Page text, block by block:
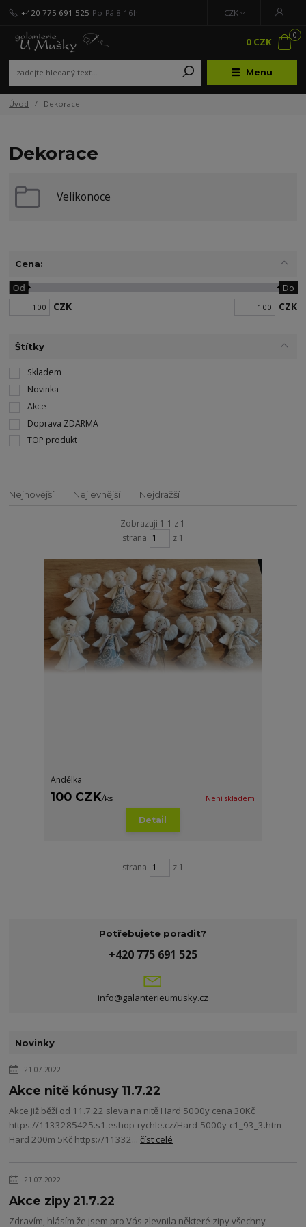
Menu
CZK
+420 775 691 525 Po-Pá 8-16h
0
0 CZK
Úvod Dekorace
Dekorace
Velikonoce
Cena:
CZK
Od Do
CZK
Štítky
Skladem
Novinka
Akce
Doprava ZDARMA
TOP produkt
Nejnovější Nejlevnější Nejdražší
Zobrazuji 1-1 z 1
strana
z 1
Andělka
100 CZK/ks Není skladem
Detail
strana z 1
Potřebujete poradit?
+420 775 691 525
info@galanterieumusky.cz
Novinky
21.07.2022
Akce nitě kónusy 11.7.22
Akce již běží od 11.7.22 sleva na nitě Hard 5000y cena 30Kč
https://1133285425.s1.eshop-rychle.cz/Hard-5000y-c1_93_3.htm
Hard 200m 5Kč https://11332...číst celé
21.07.2022
Akce zipy 21.7.22
Zdravím, hlásím že jsem pro Vás zlevnila některé zipy všechny